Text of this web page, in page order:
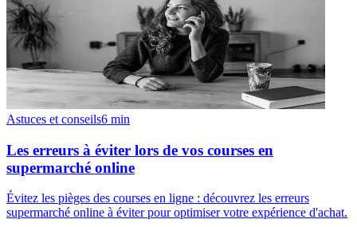
Astuces et conseils6 min
Les erreurs à éviter lors de vos courses en
supermarché online
Évitez les pièges des courses en ligne : découvrez les erreurs
supermarché online à éviter pour optimiser votre expérience d'achat.